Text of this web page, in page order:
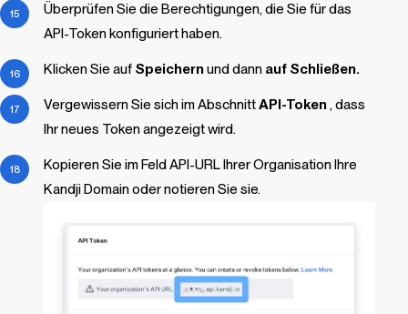
Überprüfen Sie die Berechtigungen, die Sie für das
API-Token konfiguriert haben.
Klicken Sie auf Speichernund dann auf Schließen.
Vergewissern Sie sich im AbschnittAPI-Token, dass
Ihr neues Token angezeigt wird.
Kopieren Sie im Feld API-URL Ihrer Organisation Ihre
Kandji Domain oder notieren Sie sie.